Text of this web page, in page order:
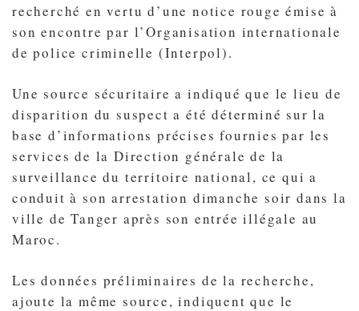
recherché en vertu d’une notice rouge émise à
son encontre par l’Organisation internationale
de police criminelle (Interpol).
Une source sécuritaire a indiqué que le lieu de
disparition du suspect a été déterminé sur la
base d’informations précises fournies par les
services de la Direction générale de la
surveillance du territoire national, ce qui a
conduit à son arrestation dimanche soir dans la
ville de Tanger après son entrée illégale au
Maroc.
Les données préliminaires de la recherche,
ajoute la même source, indiquent que le